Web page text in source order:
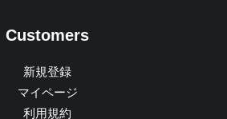
Customers
新規登録
マイページ
利用規約